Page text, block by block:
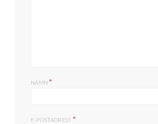
NAMN *
E-POSTADRESS *